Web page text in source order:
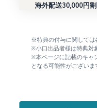
海外配送30,000円割
※特典の付与に関しては
※小口出品者様は特典対
※本ページに記載のキャ
となる可能性がございま